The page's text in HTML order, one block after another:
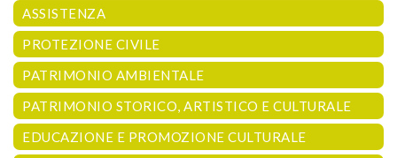
ASSISTENZA
PROTEZIONE CIVILE
PATRIMONIO AMBIENTALE
PATRIMONIO STORICO, ARTISTICO E CULTURALE
EDUCAZIONE E PROMOZIONE CULTURALE